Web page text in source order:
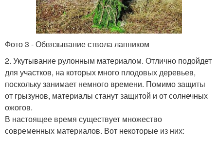
Фото 3 - Обвязывание ствола лапником
2. Укутывание рулонным материалом. Отлично подойдет
для участков, на которых много плодовых деревьев,
поскольку занимает немного времени. Помимо защиты
от грызунов, материалы станут защитой и от солнечных
ожогов.
В настоящее время существует множество
современных материалов. Вот некоторые из них: